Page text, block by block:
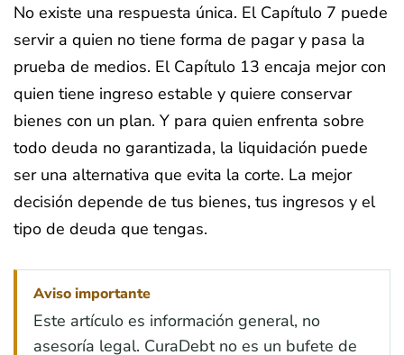
No existe una respuesta única. El Capítulo 7 puede
servir a quien no tiene forma de pagar y pasa la
prueba de medios. El Capítulo 13 encaja mejor con
quien tiene ingreso estable y quiere conservar
bienes con un plan. Y para quien enfrenta sobre
todo deuda no garantizada, la liquidación puede
ser una alternativa que evita la corte. La mejor
decisión depende de tus bienes, tus ingresos y el
tipo de deuda que tengas.
Aviso importante
Este artículo es información general, no
asesoría legal. CuraDebt no es un bufete de